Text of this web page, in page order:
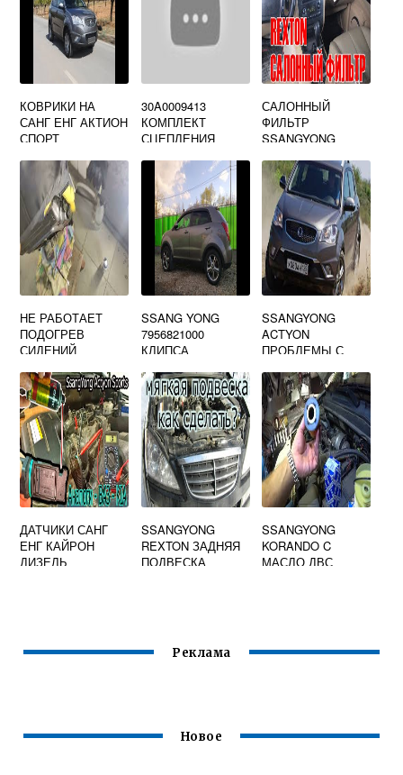
КОВРИКИ НА
САНГ ЕНГ АКТИОН
СПОРТ
30A0009413
КОМПЛЕКТ
СЦЕПЛЕНИЯ
САЛОННЫЙ
ФИЛЬТР
SSANGYONG
НЕ РАБОТАЕТ
ПОДОГРЕВ
СИДЕНИЙ
KYRON
SSANG YONG
7956821000
КЛИПСА
НАКЛАДКИ
ПОРОГА
SSANGYONG
ACTYON
ПРОБЛЕМЫ С
ДАТЧИКИ САНГ
ЕНГ КАЙРОН
ДИЗЕЛЬ
SSANGYONG
REXTON ЗАДНЯЯ
ПОДВЕСКА
SSANGYONG
KORANDO C
МАСЛО ДВС
Реклама
Новое